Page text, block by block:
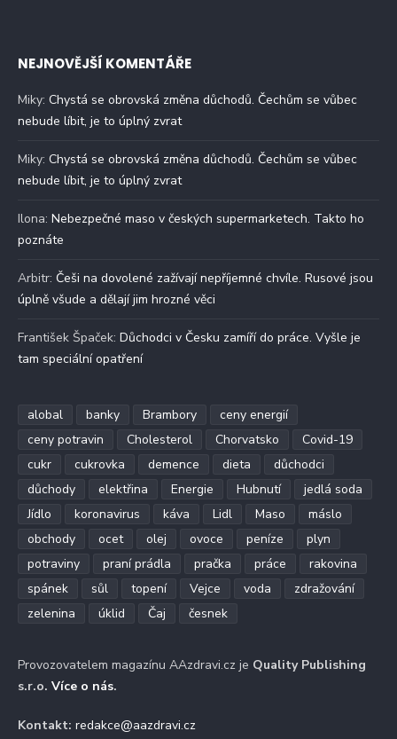
NEJNOVĚJŠÍ KOMENTÁŘE
Miky: Chystá se obrovská změna důchodů. Čechům se vůbec
nebude líbit, je to úplný zvrat
Miky: Chystá se obrovská změna důchodů. Čechům se vůbec
nebude líbit, je to úplný zvrat
Ilona: Nebezpečné maso v českých supermarketech. Takto ho
poznáte
Arbitr: Češi na dovolené zažívají nepříjemné chvíle. Rusové jsou
úplně všude a dělají jim hrozné věci
František Špaček: Důchodci v Česku zamíří do práce. Vyšle je
tam speciální opatření
alobal banky Brambory
ceny energií
ceny potravin
Cholesterol Chorvatsko
Covid-19
cukr
cukrovka demence dieta
důchodci
důchody
elektřina Energie Hubnutí
jedlá soda
Jídlo
koronavirus káva Lidl Maso
máslo
obchody
ocet olej ovoce peníze
plyn
potraviny
praní prádla pračka práce
rakovina
spánek
sůl topení Vejce voda
zdražování
zelenina
úklid Čaj česnek
Provozovatelem magazínu AAzdravi.cz je Quality Publishing
s.r.o. Více o nás.
Kontakt: redakce@aazdravi.cz